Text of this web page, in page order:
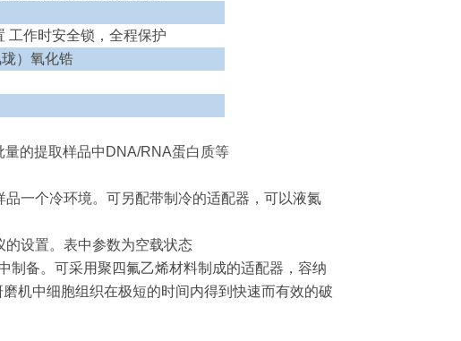
工作时安全锁，全程保护
）氧化锆
的提取样品中DNA/RNA蛋白质等
一个冷环境。可另配带制冷的适配器，可以液氮
设置。表中参数为空载状态
备。可采用聚四氟乙烯材料制成的适配器，容纳
机中细胞组织在极短的时间内得到快速而有效的破